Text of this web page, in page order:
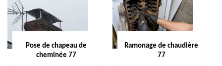
Pose de chapeau de
cheminée 77
Ramonage de chaudière
77